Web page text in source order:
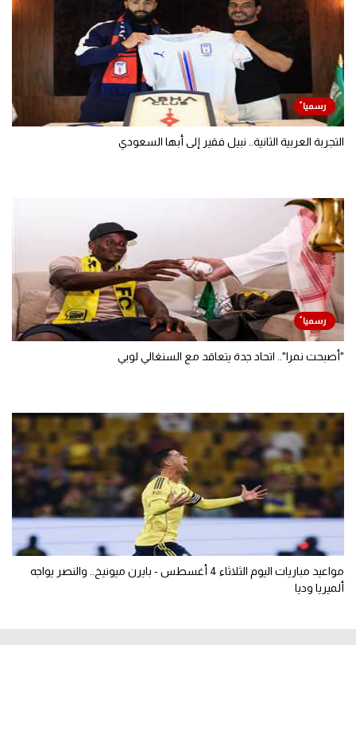
التجربة العربية الثانية.. نبيل فقير إلى أبها السعودي
"أصبحت نمرا".. اتحاد جدة يتعاقد مع السنغالي لوبي
مواعيد مباريات اليوم الثلاثاء 4 أغسطس - بايرن ميونيخ.. والنصر يواجه
ألميريا وديا